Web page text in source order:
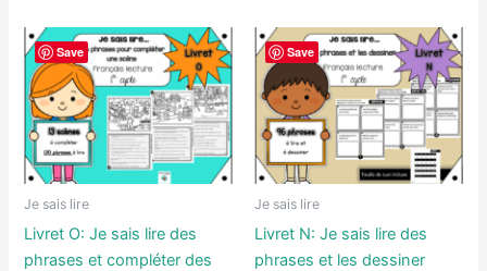
Save
Je sais lire
Livret O: Je sais lire des
phrases et compléter des
Save
Je sais lire
Livret N: Je sais lire des
phrases et les dessiner